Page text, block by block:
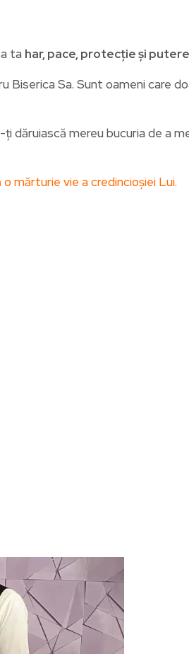
ta har, pace, protecție și
Sa. Sunt oameni care
mereu bucuria de a
mărturie vie a credincioșiei Lui.